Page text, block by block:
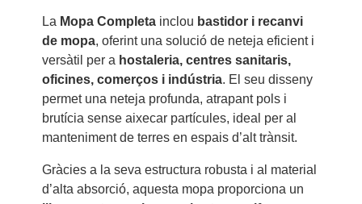
La Mopa Completainclou bastidor i recanvi
de mopa, oferint una solució de neteja eficient i
versàtil per a hostaleria, centres sanitaris,
oficines, comerços i indústria. El seu disseny
permet una neteja profunda, atrapant pols i
brutícia sense aixecar partícules, ideal per al
manteniment de terres en espais d’alt trànsit.
Gràcies a la seva estructura robusta i al material
d’alta absorció, aquesta mopa proporciona un